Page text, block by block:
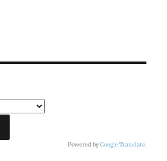
Powered byGoogle Translate.